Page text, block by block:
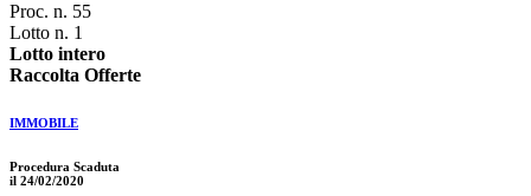
Proc. n. 55
Lotto n. 1
Lotto intero
Raccolta Offerte
IMMOBILE
Procedura Scaduta
il 24/02/2020